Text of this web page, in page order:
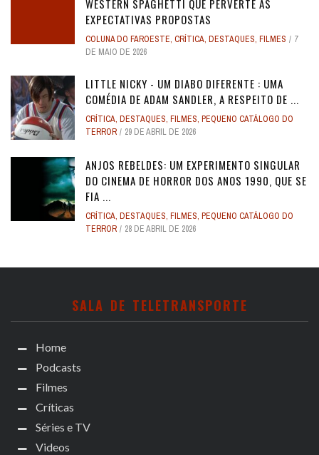
WESTERN SPAGHETTI QUE PERVERTE AS
EXPECTATIVAS PROPOSTAS
COLUNA DO FAROESTE, CRÍTICA, DESTAQUES, FILMES
7
DE MAIO DE 2026
LITTLE NICKY - UM DIABO DIFERENTE : UMA
COMÉDIA DE ADAM SANDLER, A RESPEITO DE ...
CRÍTICA, DESTAQUES, FILMES, PEQUENO CATÁLOGO DO
TERROR
29 DE ABRIL DE 2026
ANJOS REBELDES: UM EXPERIMENTO SINGULAR
DO CINEMA DE HORROR DOS ANOS 1990, QUE SE
FIA ...
CRÍTICA, DESTAQUES, FILMES, PEQUENO CATÁLOGO DO
TERROR
28 DE ABRIL DE 2026
SALA DE TELETRANSPORTE
Home
Podcasts
Filmes
Críticas
Séries e TV
Videos